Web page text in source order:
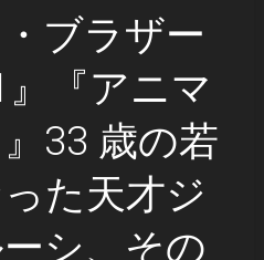
・ブラザー
『アニマ
33 歳の若
た天才ジ
シ、その